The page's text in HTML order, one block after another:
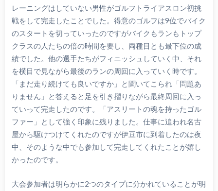
レーニングはしていない男性がゴルフトライアスロン初挑
戦をして完走したことでした。得意のゴルフは9位でバイク
のスタートを切っていったのですがバイクもランもトップ
クラスの人たちの倍の時間を要し、両種目とも最下位の成
績でした。他の選手たちがフィニッシュしていく中、それ
を横目で見ながら最後のランの周回に入っていく時です。
「まだ走り続けても良いですか」と聞いてこられ「問題あ
りません」と答えると足を引き摺りながら最終周回に入っ
ていって完走したのです。「アスリートの魂を持ったゴル
ファー」として強く印象に残りました。仕事に追われ名古
屋から駆けつけてくれたのですが伊豆市に到着したのは夜
中、そのような中でも参加して完走してくれたことが嬉し
かったのです。
大会参加者は明らかに2つのタイプに分かれていることが明